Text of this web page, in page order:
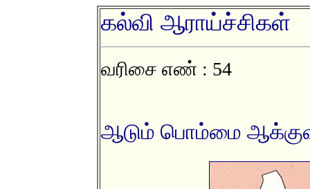
கல்வி ஆராய்ச்சிகள்
வரிசை எண் : 54
ஆடும் பொம்மை